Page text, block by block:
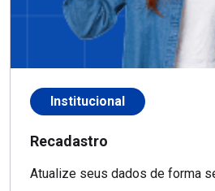
Institucional
Recadastro
Atualize seus dados de forma